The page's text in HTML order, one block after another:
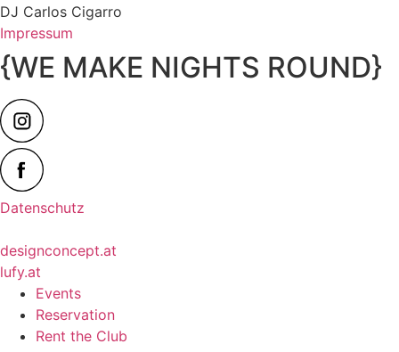
DJ Carlos Cigarro
Impressum
{WE MAKE NIGHTS ROUND}
Datenschutz
designconcept.at
lufy.at
Events
Reservation
Rent the Club